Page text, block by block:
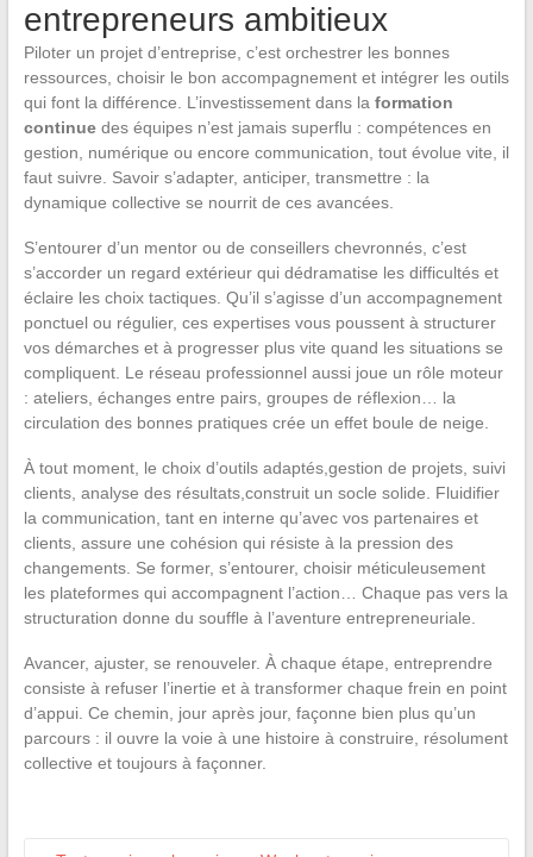
entrepreneurs ambitieux
Piloter un projet d’entreprise, c’est orchestrer les bonnes
ressources, choisir le bon accompagnement et intégrer les outils
qui font la différence. L’investissement dans la formation
continuedes équipes n’est jamais superflu : compétences en
gestion, numérique ou encore communication, tout évolue vite, il
faut suivre. Savoir s’adapter, anticiper, transmettre : la
dynamique collective se nourrit de ces avancées.
S’entourer d’un mentor ou de conseillers chevronnés, c’est
s’accorder un regard extérieur qui dédramatise les difficultés et
éclaire les choix tactiques. Qu’il s’agisse d’un accompagnement
ponctuel ou régulier, ces expertises vous poussent à structurer
vos démarches et à progresser plus vite quand les situations se
compliquent. Le réseau professionnel aussi joue un rôle moteur
: ateliers, échanges entre pairs, groupes de réflexion… la
circulation des bonnes pratiques crée un effet boule de neige.
À tout moment, le choix d’outils adaptés,gestion de projets, suivi
clients, analyse des résultats,construit un socle solide. Fluidifier
la communication, tant en interne qu’avec vos partenaires et
clients, assure une cohésion qui résiste à la pression des
changements. Se former, s’entourer, choisir méticuleusement
les plateformes qui accompagnent l’action… Chaque pas vers la
structuration donne du souffle à l’aventure entrepreneuriale.
Avancer, ajuster, se renouveler. À chaque étape, entreprendre
consiste à refuser l’inertie et à transformer chaque frein en point
d’appui. Ce chemin, jour après jour, façonne bien plus qu’un
parcours : il ouvre la voie à une histoire à construire, résolument
collective et toujours à façonner.